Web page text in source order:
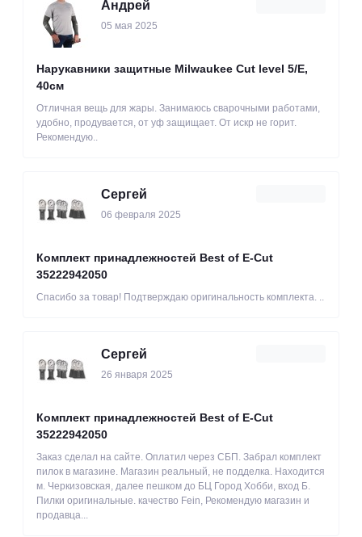
Андрей
05 мая 2025
Нарукавники защитные Milwaukee Cut level 5/Е,
40см
Отличная вещь для жары. Занимаюсь сварочными работами,
удобно, продувается, от уф защищает. От искр не горит.
Рекомендую..
Сергей
06 февраля 2025
Комплект принадлежностей Best of E-Cut
35222942050
Спасибо за товар! Подтверждаю оригинальность комплекта. ..
Сергей
26 января 2025
Комплект принадлежностей Best of E-Cut
35222942050
Заказ сделал на сайте. Оплатил через СБП. Забрал комплект
пилок в магазине. Магазин реальный, не подделка. Находится
м. Черкизовская, далее пешком до БЦ Город Хобби, вход Б.
Пилки оригинальные. качество Fein, Рекомендую магазин и
продавца...